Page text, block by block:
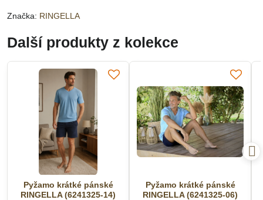
Značka: RINGELLA
Další produkty z kolekce
Pyžamo krátké pánské
RINGELLA (6241325-14)
Pyžamo krátké pánské
RINGELLA (6241325-06)